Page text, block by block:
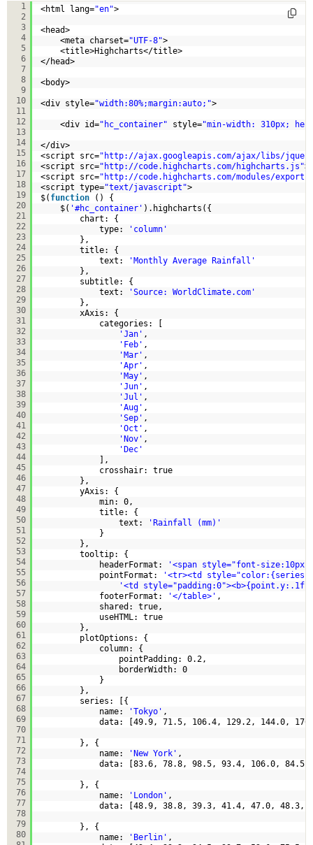
1
2
3
4
5
6
7
8
9
10
11
12
13
14
15
16
17
18
19
20
21
22
23
24
25
26
27
28
29
30
31
32
33
34
35
36
37
38
39
40
41
42
43
44
45
46
47
48
49
50
51
52
53
54
55
56
57
58
59
60
61
62
63
64
65
66
67
68
69
70
71
72
73
74
75
76
77
78
79
80
<html lang="en">
<head>
<meta charset="UTF-8">
<title>Highcharts</title>
</head>
<body>
<div style="width:80%;margin:auto;">
<div id="hc_container" style="min-width: 310px;
</div>
<script src=" http://ajax.googleapis.com/ajax/libs/
<script src=" http://code.highcharts.com/highcharts.js "
<script src=" http://code.highcharts.com/modules/
<script type="text/javascript">
$( function
() {
$( '#hc_container' ).highcharts({
chart: {
type:
'column'
},
title: {
text:
'Monthly Average Rainfall'
},
subtitle: {
text:
'Source: WorldClimate.com'
},
xAxis: {
categories: [
'Jan' ,
'Feb' ,
'Mar' ,
'Apr' ,
'May' ,
'Jun' ,
'Jul' ,
'Aug' ,
'Sep' ,
'Oct' ,
'Nov' ,
'Dec'
],
crosshair: true
},
yAxis: {
min: 0,
title: {
text:
'Rainfall (mm)'
}
},
tooltip: {
headerFormat:
'<span style="font-
pointFormat:
'<tr><td
'<td style="padding:0"><b>{point.y:.1f}
footerFormat:
'</table>' ,
shared: true,
useHTML: true
},
plotOptions: {
column: {
pointPadding: 0.2,
borderWidth: 0
}
},
series: [{
name:
'Tokyo' ,
data: [49.9, 71.5, 106.4, 129.2, 144.0,
}, {
name:
'New York' ,
data: [83.6, 78.8, 98.5, 93.4, 106.0,
}, {
name:
'London' ,
data: [48.9, 38.8, 39.3, 41.4, 47.0,
}, {
name:
'Berlin' ,